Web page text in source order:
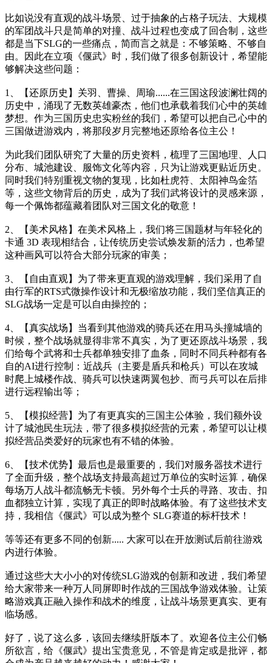
比如说没有直观的战斗场景、过于抽象的占格子玩法、大规模
的军团战斗只是简单的对撞、战斗过程也变成了回合制，这些
都是当下SLG的一些痛点，简而言之就是：不够策略、不够自
由。因此在立项《偃武》时，我们做了很多创新设计，希望能
够解决这些问题：
1、【还原历史】关羽、曹操、周瑜......在三国这段波澜壮阔的
历史中，涌现了无数英雄豪杰，他们也承载着我们心中的英雄
梦想。作为三国历史忠实粉丝的我们，希望可以把自己心中的
三国做进游戏内，将那段岁月完整地还原给各位主公！
为此我们团队研究了大量的历史资料，梳理了三国地理、人口
分布、城池建设、服饰文化等内容，只为让游戏更贴近历史。
同时我们特别重视文物的复现，比如杜虎符、太阳神鸟金箔
等，这些文物背后的历史，成为了我们武将设计的灵感来源，
每一个佩饰都蕴藏着团队对三国文化的敬意！
2、【美术风格】在美术风格上，我们将三国题材与年轻化的
卡通 3D 表现相结合，让传统历史尝试焕发新的活力，也希望
这种画风可以符合大部分玩家的审美；
3、【自由直观】为了带来更直观的游戏理解，我们采用了自
由行军的RTS式微操作设计和无极缩放功能，我们坚信真正的
SLG战场一定是可以自由操控的；
4、【真实战场】当看到其他游戏的骑兵还在用马头撞城墙的
时候，整个战场就显得非常不真实，为了更还原战斗场景，我
们给每个武将和士兵都单独安排了血条，同时不同兵种都有各
自的AI进行控制：近战兵（主要是盾兵和枪兵）可以在攻城
时爬上城楼作战、骑兵可以快速两翼包抄、而弓兵可以在后排
进行远程输出等；
5、【模拟经营】为了有更真实的三国主公体验，我们额外设
计了城池民生玩法，带了很多模拟经营的元素，希望可以让模
拟经营品类爱好的玩家也有不错的体验。
6、【技术优势】最后也是最重要的，我们对服务器技术进行
了全面升级，整个战场支持最高超过万单位的实时运算，确保
每场万人战斗都流畅无卡顿。另外每个士兵的寻路、攻击、扣
血都独立计算，实现了真正的即时战略体验。有了这些技术支
持，我相信《偃武》可以成为整个 SLG赛道的标杆技术！
等等还有更多不同的创新..... 大家可以在开放测试后前往游戏
内进行体验。
通过这些大大小小的对传统SLG游戏的创新和改进，我们希望
给大家带来一种万人同屏即时作战的三国战争游戏体验。让策
略游戏真正融入操作和战术的维度，让战斗场景更真实、更有
临场感。
好了，说了这么多，该回去继续肝版本了。欢迎各位主公们畅
所欲言，给《偃武》提出宝贵意见，不管是肯定或是批评，都